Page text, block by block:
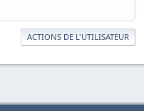
ACTIONS DE L'UTILISATEUR